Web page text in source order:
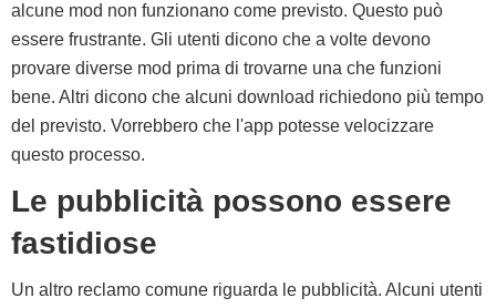
alcune mod non funzionano come previsto. Questo può
essere frustrante. Gli utenti dicono che a volte devono
provare diverse mod prima di trovarne una che funzioni
bene. Altri dicono che alcuni download richiedono più tempo
del previsto. Vorrebbero che l'app potesse velocizzare
questo processo.
Le pubblicità possono essere
fastidiose
Un altro reclamo comune riguarda le pubblicità. Alcuni utenti